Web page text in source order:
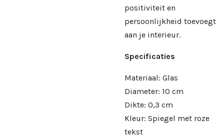
positiviteit en
persoonlijkheid toevoegt
aan je interieur.
Specificaties
Materiaal: Glas
Diameter: 10 cm
Dikte: 0,3 cm
Kleur: Spiegel met roze
tekst